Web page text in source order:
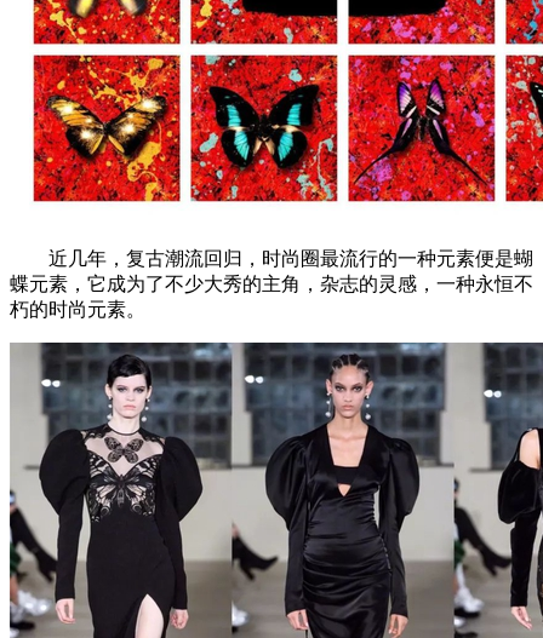
近几年，复古潮流回归，时尚圈最流行的一种元素便是蝴
蝶元素，它成为了不少大秀的主角，杂志的灵感，一种永恒不
朽的时尚元素。